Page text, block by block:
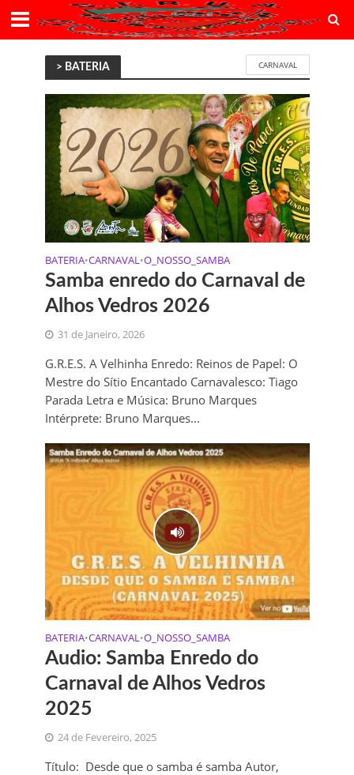
> BATERIA CARNAVAL
BATERIA•CARNAVAL•O_NOSSO_SAMBA
Samba enredo do Carnaval de
Alhos Vedros 2026
31 de Janeiro, 2026
G.R.E.S. A Velhinha Enredo: Reinos de Papel: O
Mestre do Sítio Encantado Carnavalesco: Tiago
Parada Letra e Música: Bruno Marques
Intérprete: Bruno Marques...
BATERIA•CARNAVAL•O_NOSSO_SAMBA
Audio: Samba Enredo do
Carnaval de Alhos Vedros
2025
24 de Fevereiro, 2025
Título: Desde que o samba é samba Autor,